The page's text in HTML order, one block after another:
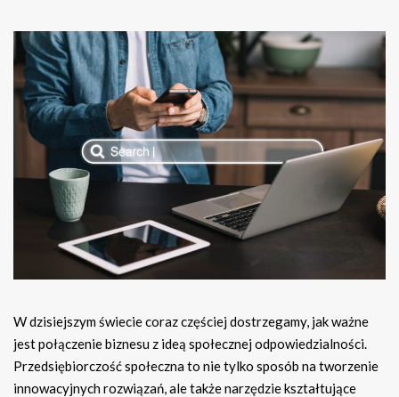
W dzisiejszym świecie coraz częściej dostrzegamy, jak ważne
jest połączenie biznesu z ideą społecznej odpowiedzialności.
Przedsiębiorczość społeczna to nie tylko sposób na tworzenie
innowacyjnych rozwiązań, ale także narzędzie kształtujące